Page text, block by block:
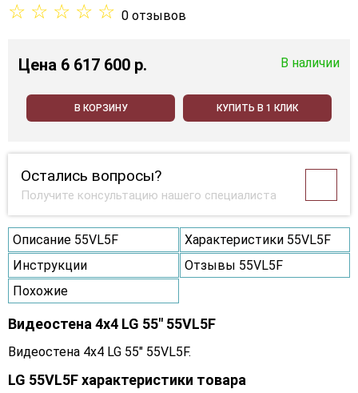
☆ ☆ ☆ ☆ ☆ 0 отзывов
Цена 6 617 600 p. В наличии
В КОРЗИНУ КУПИТЬ В 1 КЛИК
Остались вопросы?
Получите консультацию нашего специалиста
Описание 55VL5F
Характеристики 55VL5F
Инструкции
Отзывы 55VL5F
Похожие
Видеостена 4x4 LG 55" 55VL5F
Видеостена 4x4 LG 55" 55VL5F.
LG 55VL5F характеристики товара